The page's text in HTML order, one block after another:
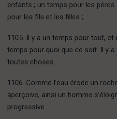
enfants ; un temps pour les
pour les fils et les filles ;
1105. Il y a un temps pour tout, et
temps pour quoi que ce soit. Il y
toutes choses.
1106. Comme l’eau érode un
aperçoive, ainsi un homme
progressive.